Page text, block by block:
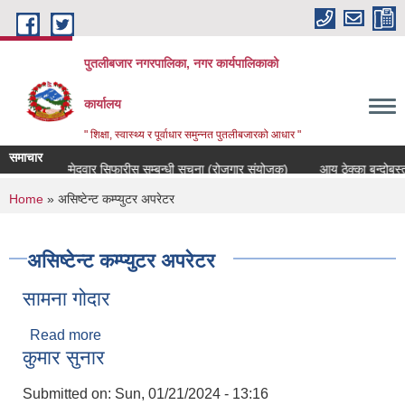
Skip to main content
पुतलीबजार नगरपालिका, नगर कार्यपालिकाको
कार्यालय
" शिक्षा, स्वास्थ्य र पूर्वाधार समुन्नत पुतलीबजारको आधार "
समाचार
उम्मेदवार सिफारीस सम्बन्धी सूचना (रोजगार संयोजक)
आय ठेक्का
You are here
Home » असिष्टेन्ट कम्प्युटर अपरेटर
असिष्टेन्ट कम्प्युटर अपरेटर
सामना गोदार
Read more
कुमार सुनार
Submitted on: Sun, 01/21/2024 - 13:16